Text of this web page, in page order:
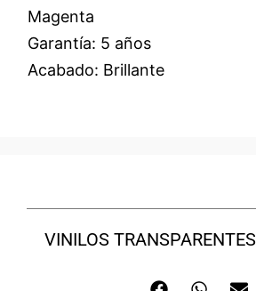
Magenta
Garantía: 5 años
Acabado: Brillante
VINILOS TRANSPARENTES